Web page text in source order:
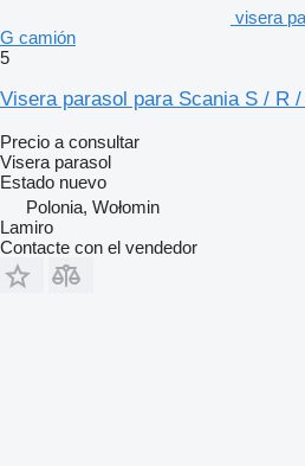
visera
G camión
5
Visera parasol para Scania S / R
Precio a consultar
Visera parasol
Estado nuevo
Polonia, Wołomin
Lamiro
Contacte con el vendedor